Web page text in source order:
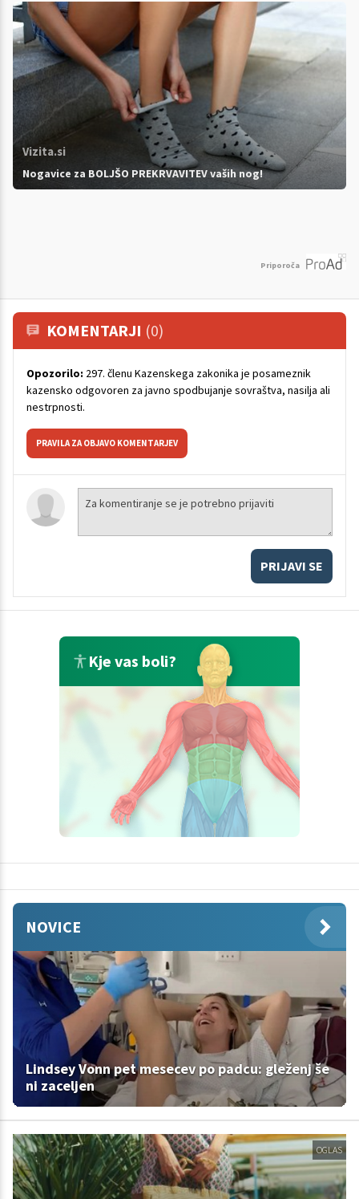
Vizita.si
Nogavice za BOLJŠO PREKRVAVITEV vaših nog!
Priporoča
KOMENTARJI (0)
Opozorilo: 297. členu Kazenskega zakonika je posameznik
kazensko odgovoren za javno spodbujanje sovraštva, nasilja ali
nestrpnosti.
PRAVILA ZA OBJAVO KOMENTARJEV
PRIJAVI SE
Kje vas boli?
NOVICE
Lindsey Vonn pet mesecev po padcu: gleženj še
ni zaceljen
OGLAS